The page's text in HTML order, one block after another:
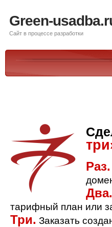
Green-
Сайт в процессе разработки
Раз.
Два.
тарифный план или
Три. Заказать